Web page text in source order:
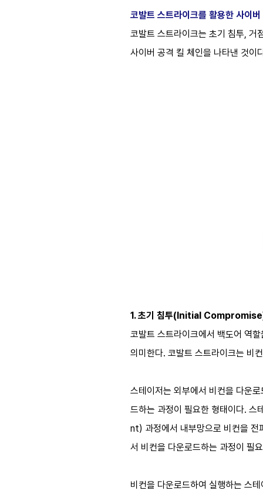
코발트 스트라이크를 활용한 사이
코발트 스트라이크는 초기 침투, 거
사이버 공격 킬 체인을 나타낸 것이
1. 초기 침투(Initial
코발트 스트라이크에서 백도어 역
의미한다. 코발트 스트라이크는 비
스테이저는 외부에서 비컨을 다운
드하는 과정이 필요한 형태이다.
nt) 과정에서 내부망으로 비컨을
서 비컨을 다운로드하는 과정이 필
비컨을 다운로드하여 실행하는 스